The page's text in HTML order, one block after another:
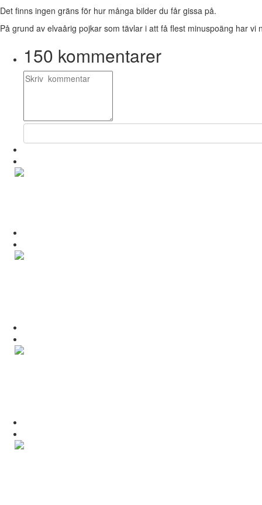
Det finns ingen gräns för hur många bilder du får gissa på.
På grund av elvaårig pojkar som tävlar i att få flest minuspoäng har
150 kommentarer